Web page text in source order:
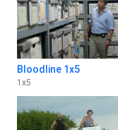
Bloodline 1x5
1 x5